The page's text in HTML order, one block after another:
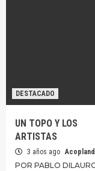
DESTACADO
UN TOPO Y LOS
ARTISTAS
3 años ago
POR PABLO